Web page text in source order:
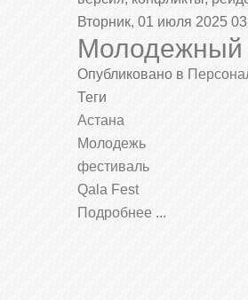
Вторник, 01 июля 2025
Молодежный
Опубликовано в
Теги
Астана
Молодежь
фестиваль
Qala Fest
Подробнее ...